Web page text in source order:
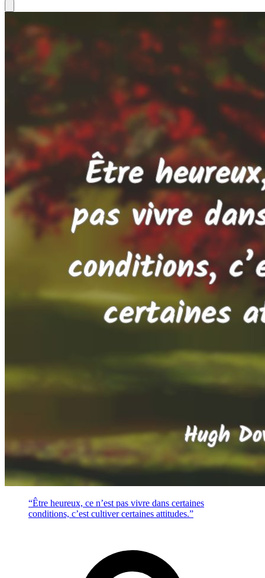
“Être heureux, ce n’est pas vivre dans certaines
conditions, c’est cultiver certaines attitudes.”